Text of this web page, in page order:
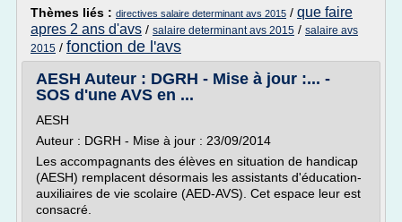
Thèmes liés : directives salaire determinant avs 2015 / que faire
apres 2 ans d'avs / salaire determinant avs 2015 / salaire avs
2015 / fonction de l'avs
AESH Auteur : DGRH - Mise à jour :... -
SOS d'une AVS en ...
AESH
Auteur : DGRH - Mise à jour : 23/09/2014
Les accompagnants des élèves en situation de handicap
(AESH) remplacent désormais les assistants d'éducation-
auxiliaires de vie scolaire (AED-AVS). Cet espace leur est
consacré.